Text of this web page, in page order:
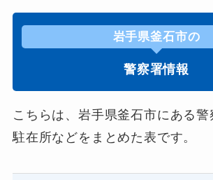
岩手県釜石市の
警察署情報
こちらは、岩手県釜石市にある警
駐在所などをまとめた表です。